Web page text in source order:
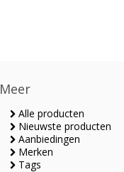
Meer
Alle producten
Nieuwste producten
Aanbiedingen
Merken
Tags